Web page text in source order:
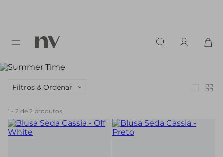
Filtros & Ordenar
1 - 2 de 2 produtos